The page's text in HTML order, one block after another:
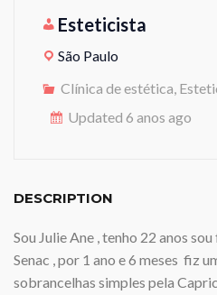
Esteticista
São Paulo
Clínica de estética,
Updated 6 anos ago
DESCRIPTION
Sou Julie Ane , tenho 22 anos
Senac , por 1 ano e 6 meses fiz
sobrancelhas simples pela